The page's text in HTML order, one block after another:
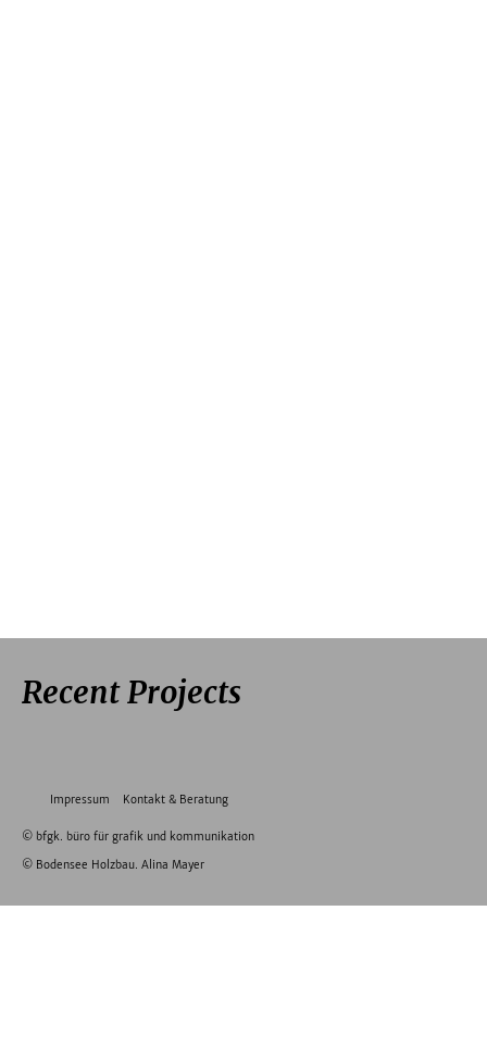
Recent Projects
Impressum Kontakt & Beratung
© bfgk. büro für grafik und kommunikation
© Bodensee Holzbau. Alina Mayer